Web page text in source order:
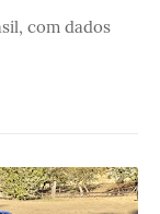
com dados